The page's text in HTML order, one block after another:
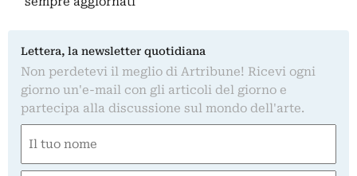
Lettera, la newsletter quotidiana
Non perdetevi il meglio di Artribune! Ricevi ogni
giorno un'e-mail con gli articoli del giorno e
partecipa alla discussione sul mondo dell'arte.
(Obbligatorio)